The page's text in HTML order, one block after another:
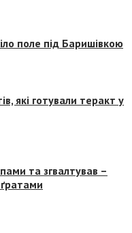
поле під Баришівкою
які готували теракт у
та згвалтував –